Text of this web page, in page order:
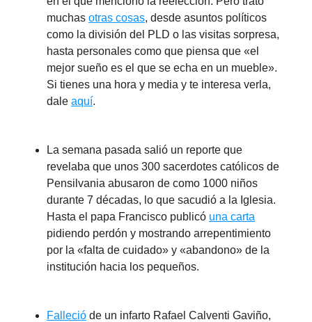
muchas otras cosas, desde asuntos políticos
como la división del PLD o las visitas sorpresa,
hasta personales como que piensa que «el
mejor sueño es el que se echa en un mueble».
Si tienes una hora y media y te interesa verla,
dale aquí.
La semana pasada salió un reporte que
revelaba que unos 300 sacerdotes católicos de
Pensilvania abusaron de como 1000 niños
durante 7 décadas, lo que sacudió a la Iglesia.
Hasta el papa Francisco publicó una carta
pidiendo perdón y mostrando arrepentimiento
por la «falta de cuidado» y «abandono» de la
institución hacia los pequeños.
Falleció de un infarto Rafael Calventi Gaviño,